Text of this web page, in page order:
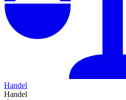
Handel
Handel